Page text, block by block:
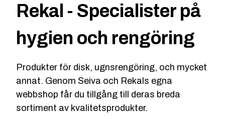
Rekal - Specialister på
hygien och rengöring
Produkter för disk, ugnsrengöring, och mycket
annat. Genom Seiva och Rekals egna
webbshop får du tillgång till deras breda
sortiment av kvalitetsprodukter.